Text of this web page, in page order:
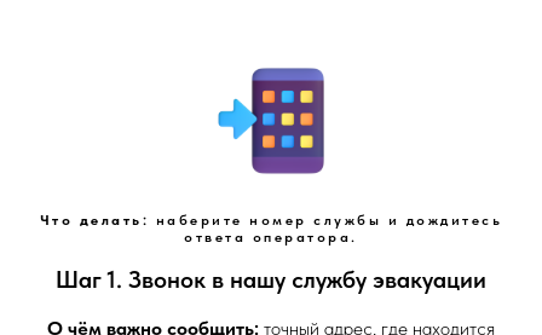
Что делать:
наберите номер службы и дождитесь
ответа оператора.
Шаг 1. Звонок в нашу службу эвакуации
О чём важно сообщить: точный адрес, где находится